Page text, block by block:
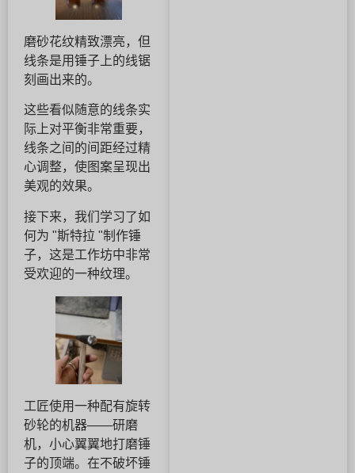
磨砂花纹精致漂亮，但
线条是用锤子上的线锯
刻画出来的。
这些看似随意的线条实
际上对平衡非常重要，
线条之间的间距经过精
心调整，使图案呈现出
美观的效果。
接下来，我们学习了如
何为 "斯特拉 "制作锤
子，这是工作坊中非常
受欢迎的一种纹理。
工匠使用一种配有旋转
砂轮的机器——研磨
机，小心翼翼地打磨锤
子的顶端。在不破坏锤